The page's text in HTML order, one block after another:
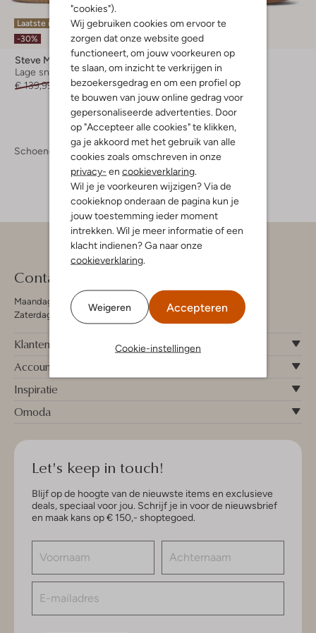
"cookies").
Wij gebruiken cookies om ervoor te
zorgen dat onze website goed
functioneert, om jouw voorkeuren op
te slaan, om inzicht te verkrijgen in
bezoekersgedrag en om een profiel op
te bouwen van jouw online gedrag voor
gepersonaliseerde advertenties. Door
op "Accepteer alle cookies" te klikken,
ga je akkoord met het gebruik van alle
cookies zoals omschreven in onze
privacy- en cookieverklaring.
Wil je je voorkeuren wijzigen? Via de
cookieknop onderaan de pagina kun je
jouw toestemming ieder moment
intrekken. Wil je meer informatie of een
klacht indienen? Ga naar onze
cookieverklaring.
Weigeren Accepteren
Cookie-instellingen
Laatste items
-30%
Steve Madden
Lage sneakers
€ 139,99
€ 97,99
Laatste items
-30%
Steve Madden
Hoge sneakers
€ 149,99 € 104,99
Schoenen Sneakers Sneakers Dames
Contact
Maandag - Vrijdag 09:00 - 19:00 uur
Zaterdag 09:00 - 17:00 uur
Klantenservice
Account
Inspiratie
Omoda
Let's keep in touch!
Blijf op de hoogte van de nieuwste items en exclusieve
deals, speciaal voor jou. Schrijf je in voor de nieuwsbrief
en maak kans op € 150,- shoptegoed.